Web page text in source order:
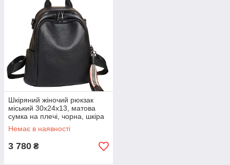
Шкіряний жіночий рюкзак
міський 30х24х13, матова
сумка на плечі, чорна, шкіра
Немає в наявності
3 780 ₴